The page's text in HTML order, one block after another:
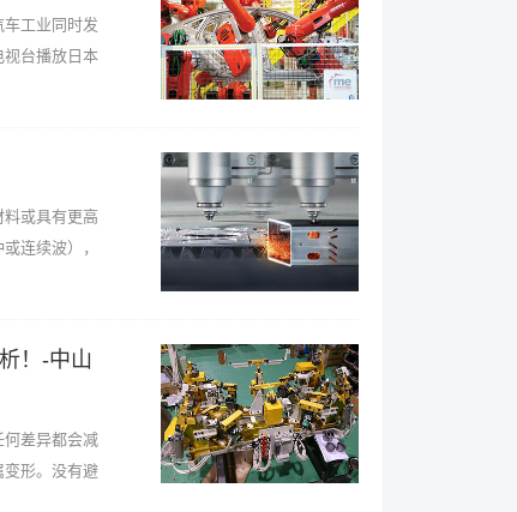
业同时发
台播放日本
或具有更高
连续波），
！-中山
差异都会减
形。没有避